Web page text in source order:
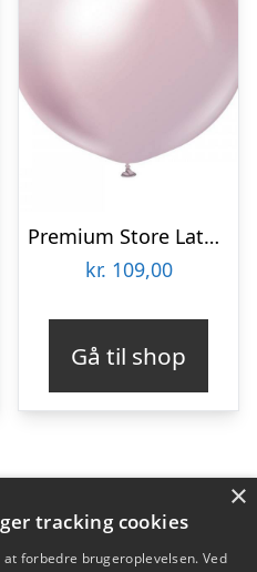
Premium Store Latexballoner Chrome Pink Gold
kr. 109,00
Gå til shop
×
tracking cookies
forbedre brugeroplevelsen. Ved